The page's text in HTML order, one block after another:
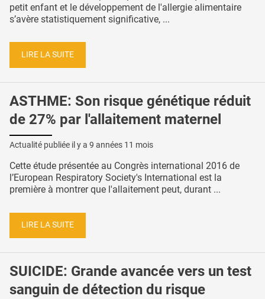
petit enfant et le développement de l'allergie alimentaire
s’avère statistiquement significative, ...
LIRE LA SUITE
ASTHME: Son risque génétique réduit
de 27% par l'allaitement maternel
Actualité publiée il y a 9 années 11 mois
Cette étude présentée au Congrès international 2016 de
l’European Respiratory Society's International est la
première à montrer que l'allaitement peut, durant ...
LIRE LA SUITE
SUICIDE: Grande avancée vers un test
sanguin de détection du risque